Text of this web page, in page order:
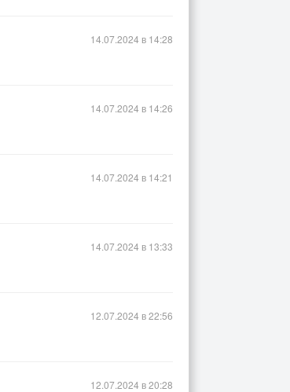
14.07.2024 в 14:28
14.07.2024 в 14:26
14.07.2024 в 14:21
14.07.2024 в 13:33
12.07.2024 в 22:56
12.07.2024 в 20:28